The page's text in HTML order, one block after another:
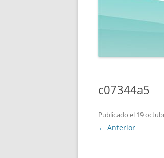
c07344a5
Publicado el 19
← Anterior